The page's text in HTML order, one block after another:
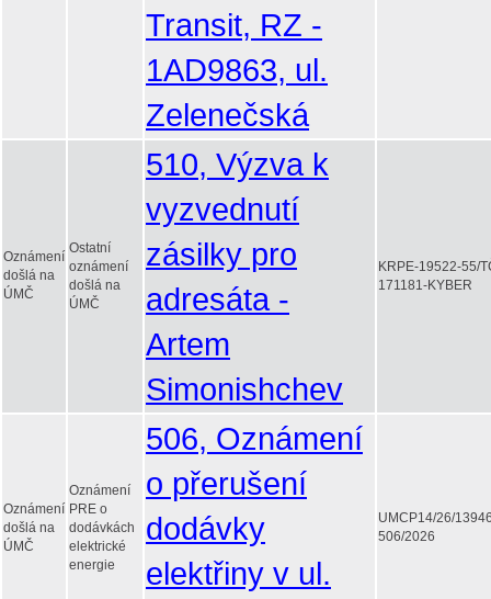
Transit, RZ -
1AD9863, ul.
Zelenečská
Oznámení
došlá na
ÚMČ
Ostatní
oznámení
došlá na
ÚMČ
510, Výzva k
vyzvednutí
zásilky pro
adresáta -
Artem
Simonishchev
KRPE-19522-55/
171181-KYBER
Oznámení
došlá na
ÚMČ
Oznámení
PRE o
dodávkách
elektrické
energie
506, Oznámení
o přerušení
dodávky
elektřiny v ul.
UMCP14/26/
506/2026